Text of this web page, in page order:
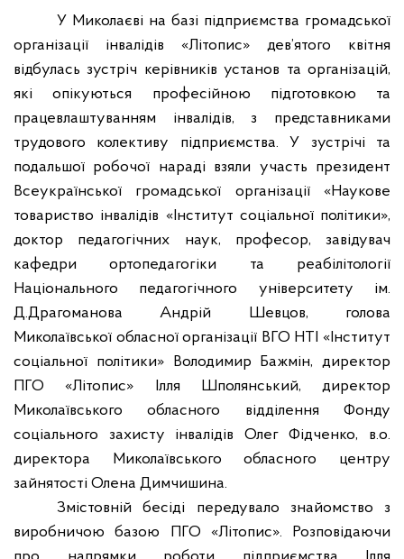
У Миколаєві на базі підприємства громадської
організації інвалідів «Літопис» дев’ятого квітня
відбулась зустріч керівників установ та організацій,
які опікуються професійною підготовкою та
працевлаштуванням інвалідів, з представниками
трудового колективу підприємства. У зустрічі та
подальшої робочої нараді взяли участь президент
Всеукраїнської громадської організації «Наукове
товариство інвалідів «Інститут соціальної політики»,
доктор педагогічних наук, професор, завідувач
кафедри ортопедагогіки та реабілітології
Національного педагогічного університету ім.
Д.Драгоманова Андрій Шевцов, голова
Миколаївської обласної організації ВГО НТІ «Інститут
соціальної політики» Володимир Бажмін, директор
ПГО «Літопис» Ілля Шполянський, директор
Миколаївського обласного відділення Фонду
соціального захисту інвалідів Олег Фідченко, в.о.
директора Миколаївського обласного центру
зайнятості Олена Димчишина.
Змістовній бесіді передувало знайомство з
виробничою базою ПГО «Літопис». Розповідаючи